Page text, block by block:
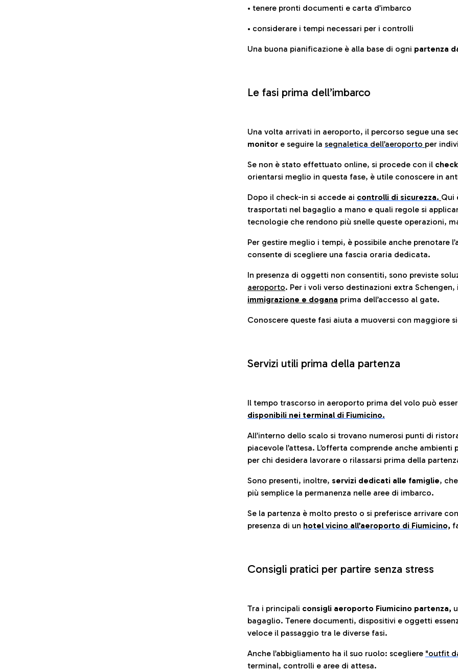
• tenere pronti documenti e carta d’imbarco
• considerare i tempi necessari per i controlli
Una buona pianificazione è alla base di ogni partenza
Le fasi prima dell’imbarco
Una volta arrivati in aeroporto, il percorso segue una
monitor e seguire la segnaletica dell’aeroporto per
Se non è stato effettuato online, si procede con il
orientarsi meglio in questa fase, è utile conoscere in
Dopo il check-in si accede ai controlli di sicurezza. Qui
trasportati nel bagaglio a mano e quali regole si
tecnologie che rendono più snelle queste operazioni,
Per gestire meglio i tempi, è possibile anche prenotare
consente di scegliere una fascia oraria dedicata.
In presenza di oggetti non consentiti, sono previste
aeroporto. Per i voli verso destinazioni extra
immigrazione e dogana prima dell’accesso al gate.
Conoscere queste fasi aiuta a muoversi con maggiore
Servizi utili prima della partenza
Il tempo trascorso in aeroporto prima del volo può
disponibili nei terminal di Fiumicino.
All’interno dello scalo si trovano numerosi punti di
piacevole l’attesa. L’offerta comprende anche ambienti
per chi desidera lavorare o rilassarsi prima della
Sono presenti, inoltre, servizi dedicati alle famiglie,
più semplice la permanenza nelle aree di imbarco.
Se la partenza è molto presto o si preferisce arrivare
presenza di un hotel vicino all’aeroporto di Fiumicino,
Consigli pratici per partire senza stress
Tra i principali consigli aeroporto Fiumicino partenza,
bagaglio. Tenere documenti, dispositivi e oggetti
veloce il passaggio tra le diverse fasi.
Anche l’abbigliamento ha il suo ruolo: scegliere "outfit
terminal, controlli e aree di attesa.